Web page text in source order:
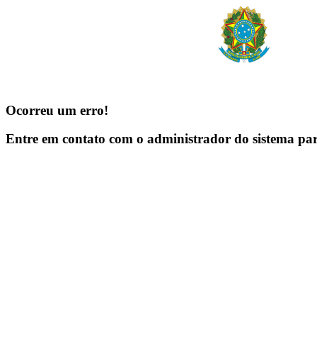
Ocorreu um erro!
Entre em contato com o administrador do sistema